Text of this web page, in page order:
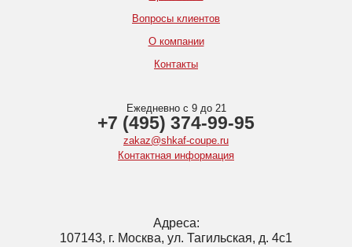
Вопросы клиентов
О компании
Контакты
Ежедневно с 9 до 21
+7 (495) 374-99-95
zakaz@shkaf-coupe.ru
Контактная информация
Адреса:
107143, г. Москва, ул. Тагильская, д. 4с1